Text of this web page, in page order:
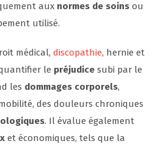
aux normes de soins ou
utilisé.
médical, discopathie, hernie et
le préjudice subi par le
les dommages corporels,
des douleurs chroniques
. Il évalue également
et économiques, tels que la